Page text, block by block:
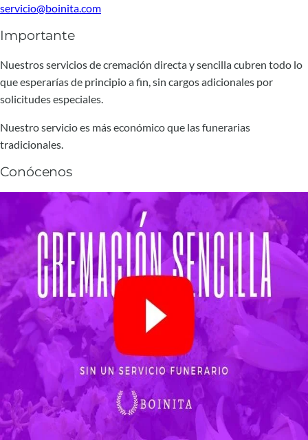
servicio@boinita.com
Importante
Nuestros servicios de cremación directa y sencilla cubren todo lo
que esperarías de principio a fin, sin cargos adicionales por
solicitudes especiales.
Nuestro servicio es más económico que las funerarias
tradicionales.
Conócenos